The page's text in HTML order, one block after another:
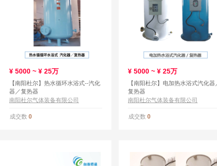
¥ 5000 ~ ¥ 25万
【南阳杜尔】热水循环水浴式--汽化
器／复热器
南阳杜尔气体装备有限公司
成交数 0
¥ 5000 ~ ¥ 25万
【南阳杜尔】电加热水浴式汽化器
复热器
南阳杜尔气体装备有限公司
成交数 0